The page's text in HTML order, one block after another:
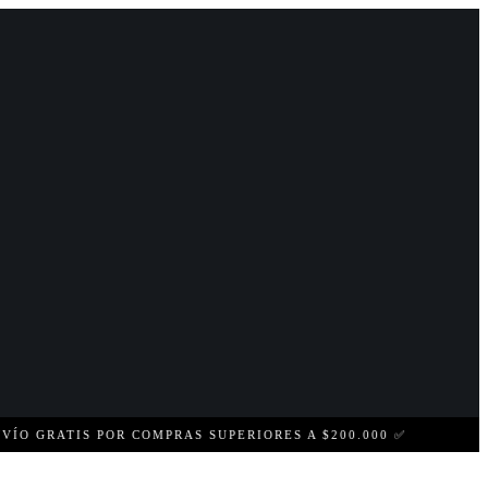
POR COMPRAS SUPERIORES A $200.000 ✅